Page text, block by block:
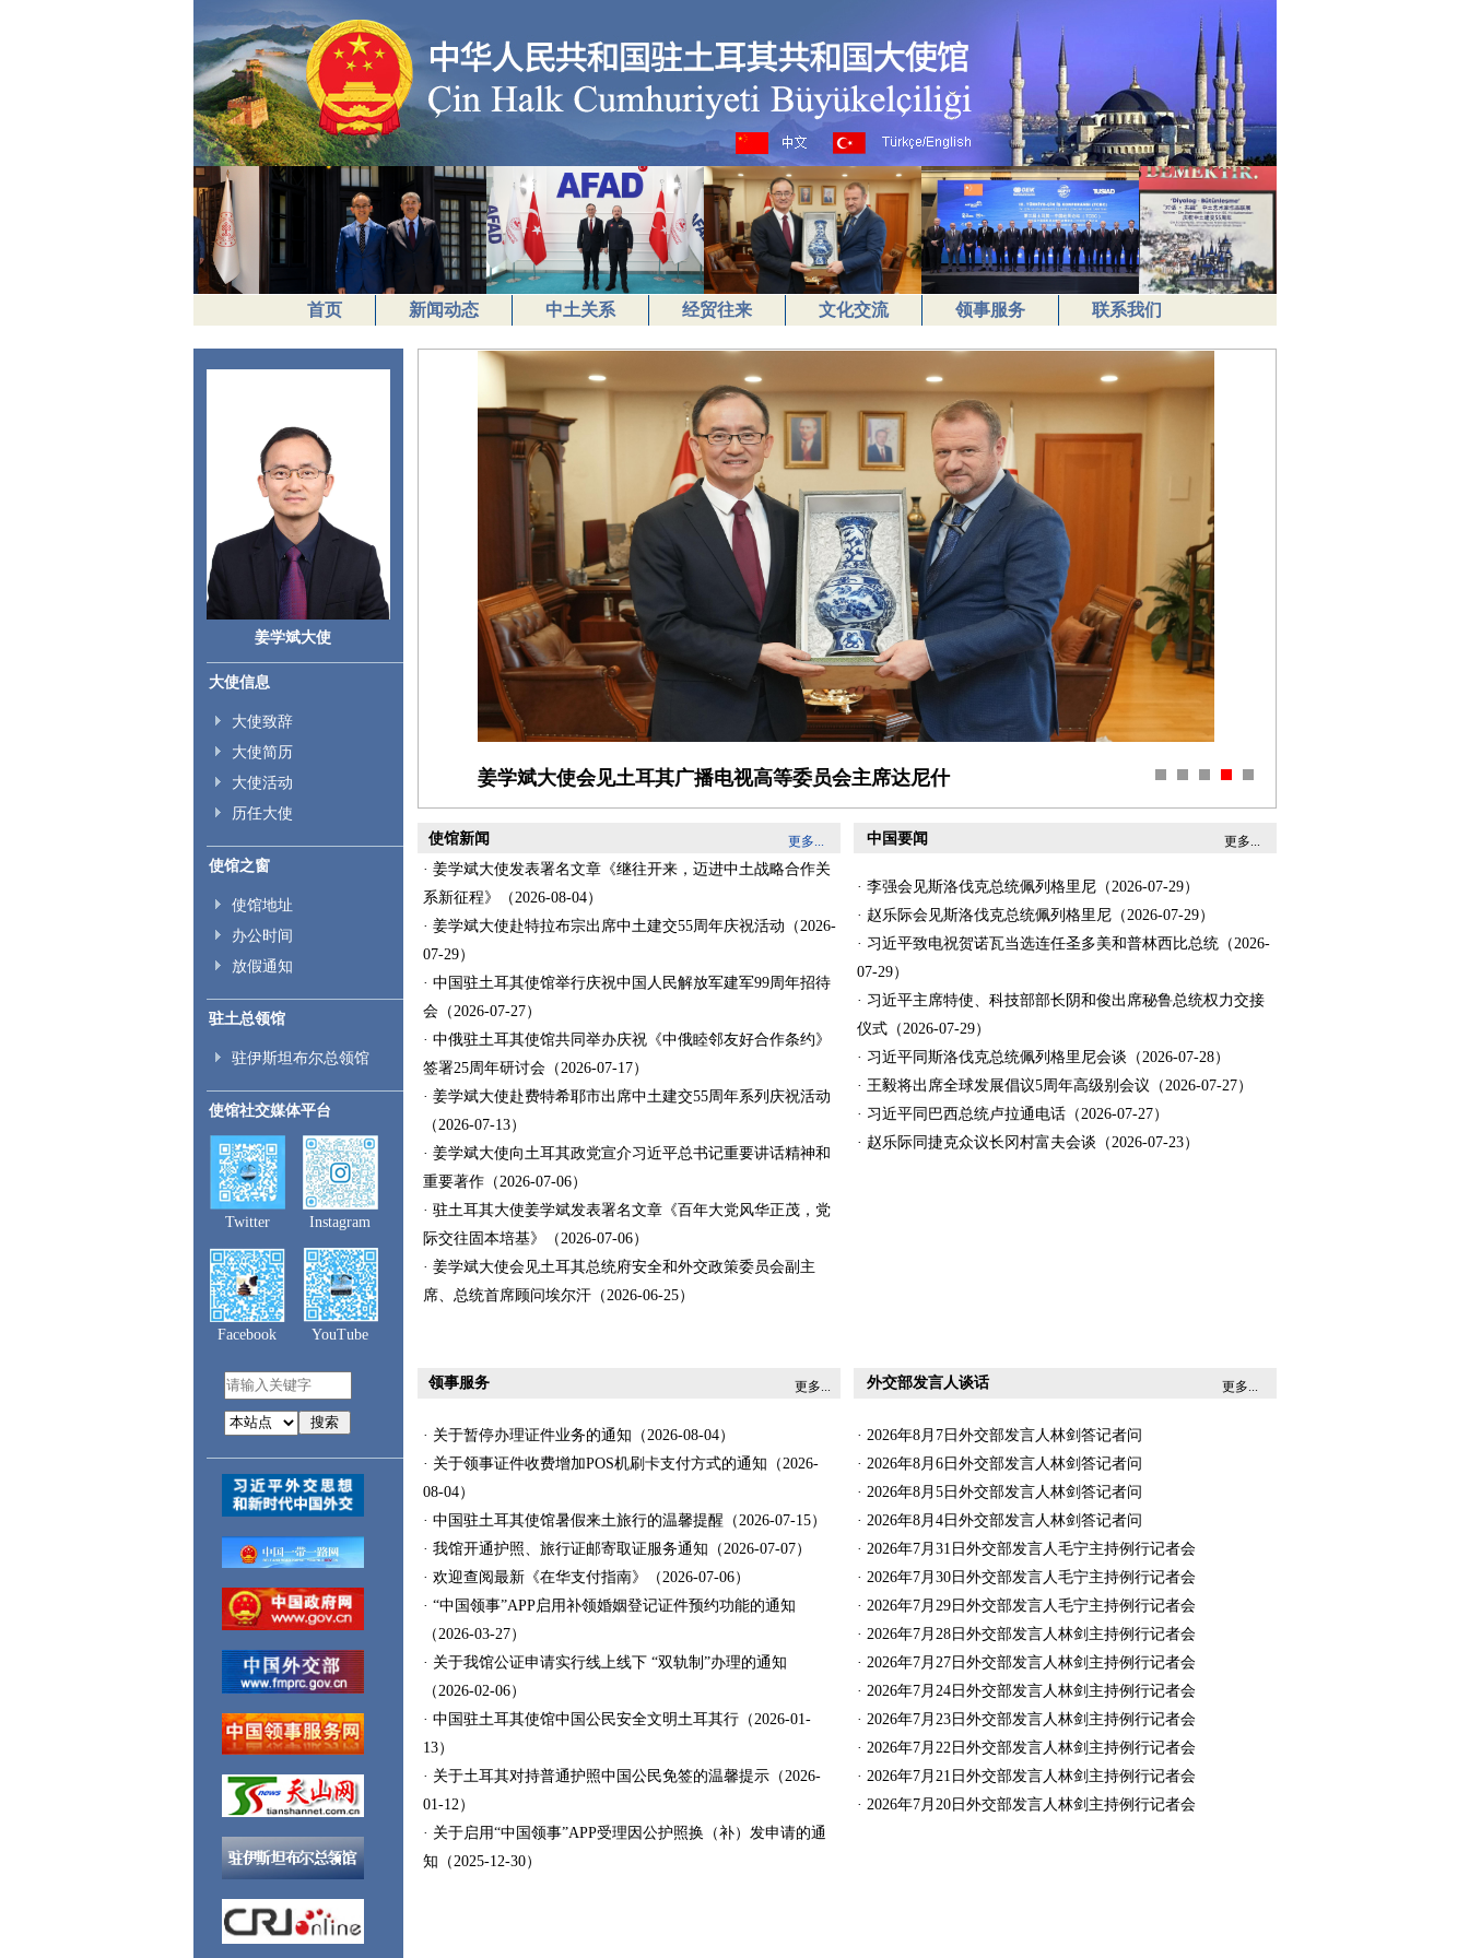
首页 新闻动态 中土关系 经贸往来 文化交流 领事服务 联系我们
姜学斌大使
大使信息
大使致辞
大使简历
大使活动
历任大使
使馆之窗
使馆地址
办公时间
放假通知
驻土总领馆
驻伊斯坦布尔总领馆
使馆社交媒体平台
Twitter Instagram
Facebook YouTube
搜索
· 姜学斌大使发表署名文章《继往开来，迈进中土战略合作关
系新征程》（2026-08-04）
· 姜学斌大使赴特拉布宗出席中土建交55周年庆祝活动（2026-
07-29）
· 中国驻土耳其使馆举行庆祝中国人民解放军建军99周年招待
会（2026-07-27）
· 中俄驻土耳其使馆共同举办庆祝《中俄睦邻友好合作条约》
签署25周年研讨会（2026-07-17）
· 姜学斌大使赴费特希耶市出席中土建交55周年系列庆祝活动
（2026-07-13）
· 姜学斌大使向土耳其政党宣介习近平总书记重要讲话精神和
重要著作（2026-07-06）
· 驻土耳其大使姜学斌发表署名文章《百年大党风华正茂，党
际交往固本培基》（2026-07-06）
· 姜学斌大使会见土耳其总统府安全和外交政策委员会副主
席、总统首席顾问埃尔汗（2026-06-25）
领事服务 更多... 外交部发言人谈话 更多...
· 关于暂停办理证件业务的通知（2026-08-04）
· 关于领事证件收费增加POS机刷卡支付方式的通知（2026-
08-04）
· 中国驻土耳其使馆暑假来土旅行的温馨提醒（2026-07-15）
· 我馆开通护照、旅行证邮寄取证服务通知（2026-07-07）
· 欢迎查阅最新《在华支付指南》（2026-07-06）
· “中国领事”APP启用补领婚姻登记证件预约功能的通知
（2026-03-27）
· 关于我馆公证申请实行线上线下 “双轨制”办理的通知
（2026-02-06）
· 中国驻土耳其使馆中国公民安全文明土耳其行（2026-01-
13）
· 关于土耳其对持普通护照中国公民免签的温馨提示（2026-
01-12）
· 关于启用“中国领事”APP受理因公护照换（补）发申请的通
知（2025-12-30）
· 2026年8月7日外交部发言人林剑答记者问
· 2026年8月6日外交部发言人林剑答记者问
· 2026年8月5日外交部发言人林剑答记者问
· 2026年8月4日外交部发言人林剑答记者问
· 2026年7月31日外交部发言人毛宁主持例行记者会
· 2026年7月30日外交部发言人毛宁主持例行记者会
· 2026年7月29日外交部发言人毛宁主持例行记者会
· 2026年7月28日外交部发言人林剑主持例行记者会
· 2026年7月27日外交部发言人林剑主持例行记者会
· 2026年7月24日外交部发言人林剑主持例行记者会
· 2026年7月23日外交部发言人林剑主持例行记者会
· 2026年7月22日外交部发言人林剑主持例行记者会
· 2026年7月21日外交部发言人林剑主持例行记者会
· 2026年7月20日外交部发言人林剑主持例行记者会
姜学斌大使会见土耳其广播电视高等委员会主席达尼什
使馆新闻 更多... 中国要闻 更多...
· 李强会见斯洛伐克总统佩列格里尼（2026-07-29）
· 赵乐际会见斯洛伐克总统佩列格里尼（2026-07-29）
· 习近平致电祝贺诺瓦当选连任圣多美和普林西比总统（2026-
07-29）
· 习近平主席特使、科技部部长阴和俊出席秘鲁总统权力交接
仪式（2026-07-29）
· 习近平同斯洛伐克总统佩列格里尼会谈（2026-07-28）
· 王毅将出席全球发展倡议5周年高级别会议（2026-07-27）
· 习近平同巴西总统卢拉通电话（2026-07-27）
· 赵乐际同捷克众议长冈村富夫会谈（2026-07-23）